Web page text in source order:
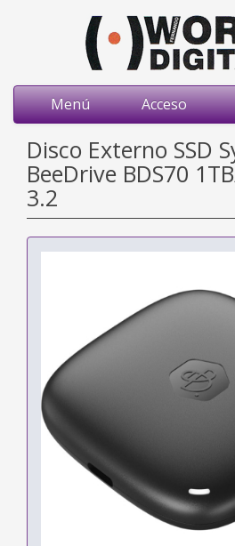
Menú Acceso
Disco Externo SSD
BeeDrive BDS70
3.2